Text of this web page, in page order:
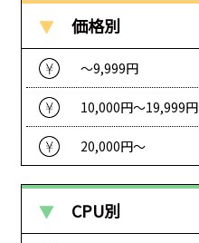
価格別
〜9,999円
10,000円〜19,999円
20,000円〜
CPU別